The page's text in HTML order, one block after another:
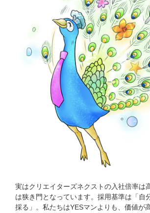
実はクリエイターズネクストの入社倍率は
は狭き門となっています。採用基準は「自
採る」。私たちはYESマンよりも、価値が